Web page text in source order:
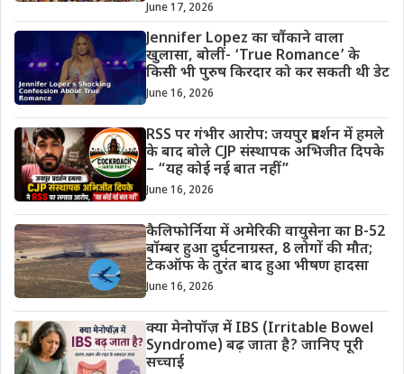
June 17, 2026
Jennifer Lopez का चौंकाने वाला
खुलासा, बोलीं- ‘True Romance’ के
किसी भी पुरुष किरदार को कर सकती थी डेट
June 16, 2026
RSS पर गंभीर आरोप: जयपुर प्रदर्शन में हमले
के बाद बोले CJP संस्थापक अभिजीत दिपके
– “यह कोई नई बात नहीं”
June 16, 2026
कैलिफोर्निया में अमेरिकी वायुसेना का B-52
बॉम्बर हुआ दुर्घटनाग्रस्त, 8 लोगों की मौत;
टेकऑफ के तुरंत बाद हुआ भीषण हादसा
June 16, 2026
क्या मेनोपॉज़ में IBS (Irritable Bowel
Syndrome) बढ़ जाता है? जानिए पूरी
सच्चाई